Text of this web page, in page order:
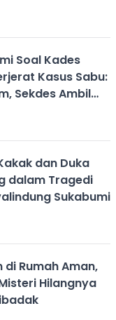
Soal Kades
Kasus Sabu:
Sekdes Ambil
dan Duka
dalam Tragedi
Sukabumi
di Rumah Aman,
Hilangnya